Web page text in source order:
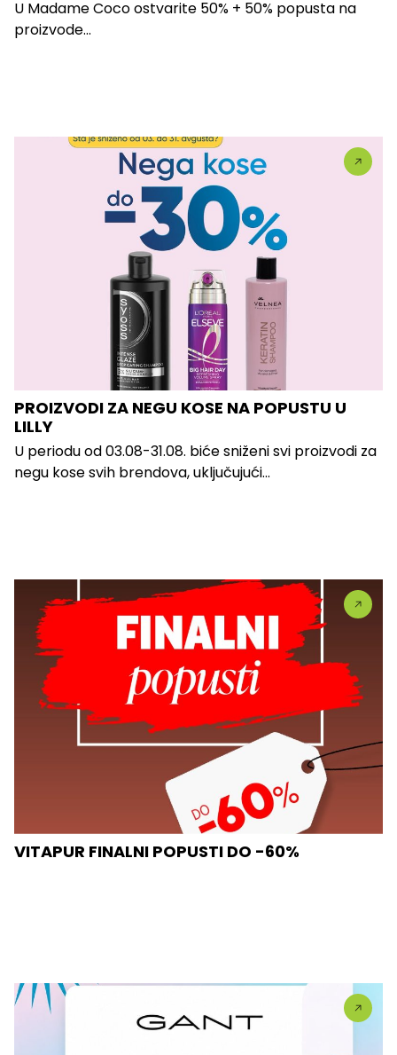
U Madame Coco ostvarite 50% + 50% popusta na
proizvode...
PROIZVODI ZA NEGU KOSE NA POPUSTU U
LILLY
U periodu od 03.08-31.08. biće sniženi svi proizvodi za
negu kose svih brendova, uključujući...
VITAPUR FINALNI POPUSTI DO -60%